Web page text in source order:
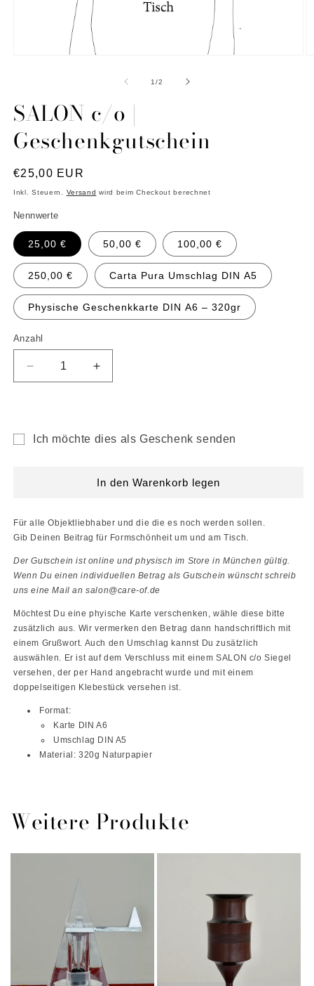
1/von
2
SALON c/o |
Geschenkgutschein
Normaler
Preis
€25,00 EUR
Inkl. Steuern. Versand wird beim Checkout berechnet
Nennwerte
25,00 € 50,00 € 100,00 €
250,00 € Carta Pura Umschlag DIN A5
Physische Geschenkkarte DIN A6 – 320gr
Anzahl
Verringere
die
SALON
c/o
Geschenkgutschein
Erhöhe
die
SALON
c/o
Geschenkgutschein
Ich möchte dies als Geschenk senden
des
minimiert
In den Warenkorb legen
Für alle Objektliebhaber und die die es noch werden sollen.
Gib Deinen Beitrag für Formschönheit um und am Tisch.
Der Gutschein ist online und physisch im Store in München gültig.
Wenn Du einen individuellen Betrag als Gutschein wünscht schreib
uns eine Mail an salon@care-of.de
Möchtest Du eine phyische Karte verschenken, wähle diese bitte
zusätzlich aus. Wir vermerken den Betrag dann handschriftlich mit
einem Grußwort. Auch den Umschlag kannst Du zusätzlich
auswählen. Er ist auf dem Verschluss mit einem SALON c/o Siegel
versehen, der per Hand angebracht wurde und mit einem
doppelseitigen Klebestück versehen ist.
Format:
Karte DIN A6
Umschlag DIN A5
Material: 320g Naturpapier
Weitere Produkte